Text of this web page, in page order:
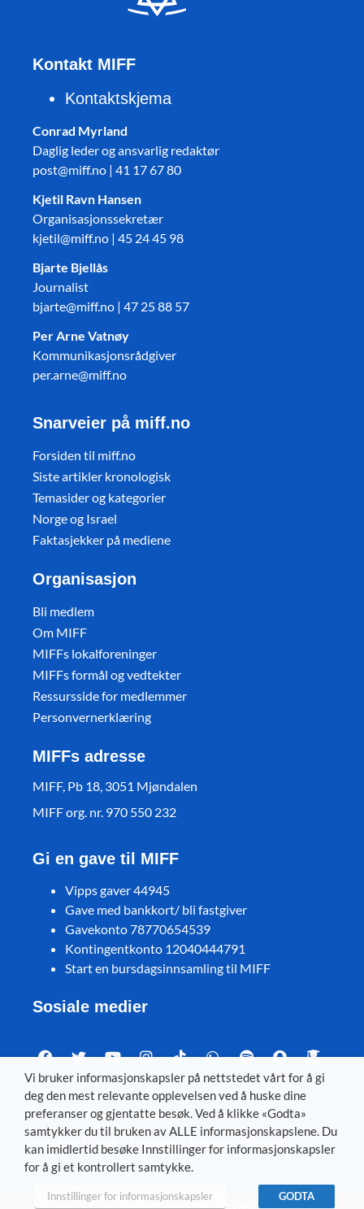
Kontakt MIFF
Kontaktskjema
Conrad Myrland
Daglig leder og ansvarlig redaktør
post@miff.no | 41 17 67 80
Kjetil Ravn Hansen
Organisasjonssekretær
kjetil@miff.no | 45 24 45 98
Bjarte Bjellås
Journalist
bjarte@miff.no | 47 25 88 57
Per Arne Vatnøy
Kommunikasjonsrådgiver
per.arne@miff.no
Snarveier på miff.no
Forsiden til miff.no
Siste artikler kronologisk
Temasider og kategorier
Norge og Israel
Faktasjekker på mediene
Organisasjon
Bli medlem
Om MIFF
MIFFs lokalforeninger
MIFFs formål og vedtekter
Ressursside for medlemmer
Personvernerklæring
MIFFs adresse
MIFF, Pb 18, 3051 Mjøndalen
MIFF org. nr. 970 550 232
Gi en gave til MIFF
Vipps gaver 44945
Gave med bankkort/ bli fastgiver
Gavekonto 78770654539
Kontingentkonto 12040444791
Start en bursdagsinnsamling til MIFF
Sosiale medier
Visit MIFF in other languages
Svenska– Dansk – Deutsch– Íslenska –English
© 2026 Med Israel for fred
Vi bruker informasjonskapsler på nettstedet vårt for å gi
deg den mest relevante opplevelsen ved å huske dine
preferanser og gjentatte besøk. Ved å klikke «Godta»
samtykker du til bruken av ALLE informasjonskapslene. Du
kan imidlertid besøke Innstillinger for informasjonskapsler
for å gi et kontrollert samtykke.
Innstillinger for informasjonskapsler GODTA